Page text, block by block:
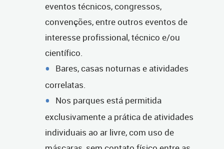
eventos técnicos, congressos,
convenções, entre outros eventos de
interesse profissional, técnico e/ou
científico.
Bares, casas noturnas e atividades
correlatas.
Nos parques está permitida
exclusivamente a prática de atividades
individuais ao ar livre, com uso de